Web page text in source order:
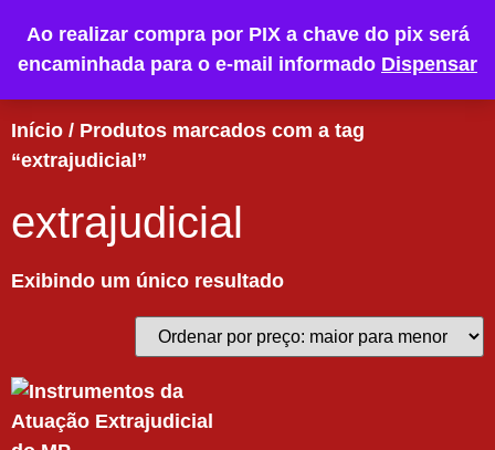
Ao realizar compra por PIX a chave do pix será
encaminhada para o e-mail informado Dispensar
Início / Produtos marcados com a tag
“extrajudicial”
extrajudicial
Exibindo um único resultado